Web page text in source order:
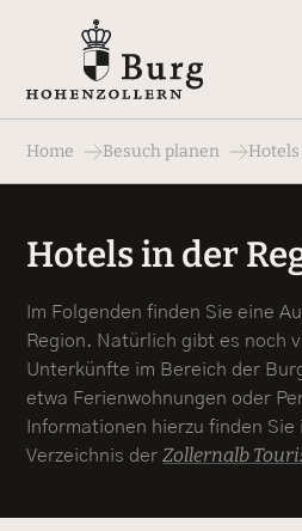
Home Besuch planen
Hotels in der
Im Folgenden finden Sie eine
Region. Natürlich gibt es noch
Unterkünfte im Bereich der
etwa Ferienwohnungen oder
Informationen hierzu finden
Verzeichnis derZollernalb